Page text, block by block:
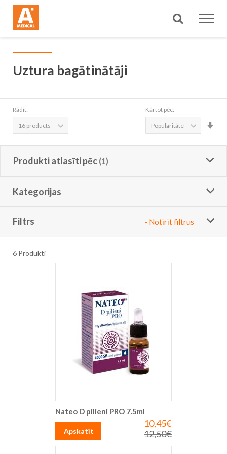
Meklēt
Uztura bagātinātāji
Rādīt: Kārtot pēc:
Produkti atlasīti pēc
Kategorijas
Filtrs - Notīrīt filtrus
6 Produkti
Nateo D pilieni PRO 7.5ml
Īpaša
cena
10,45€
Parastā
cena
12,50€
Apskatīt